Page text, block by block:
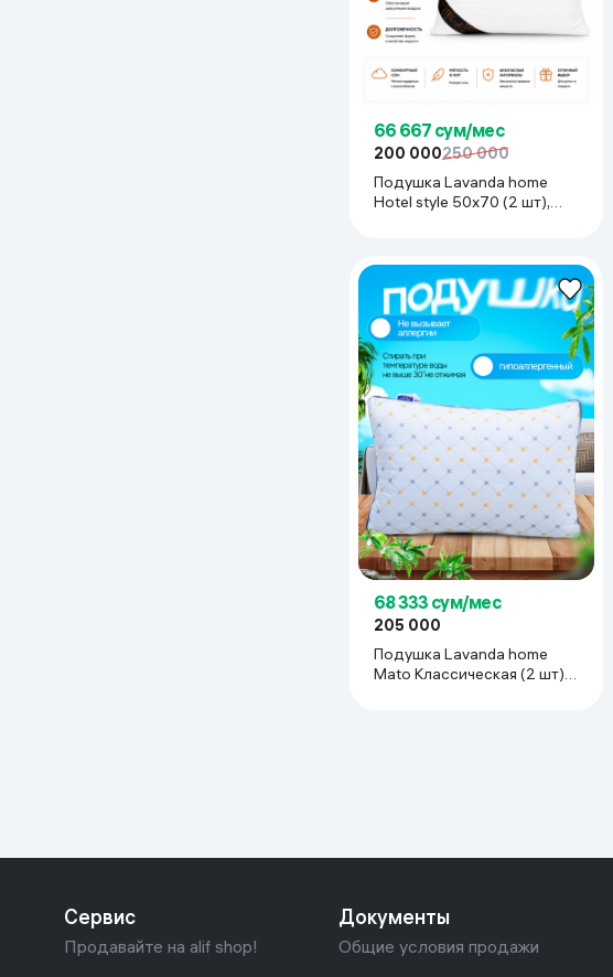
66 667 сум/мес
200 000250 000
Подушка Lavanda home
Hotel style 50x70 (2 шт),
68 333 сум/мес
205 000
Подушка Lavanda home
Mato Классическая (2 шт),
Сервис
Продавайте на alif shop!
Документы
Общие условия продажи